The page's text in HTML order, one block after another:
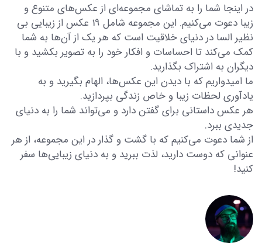
در اینجا شما را به تماشای مجموعه‌ای از عکس‌های متنوع و
زیبا دعوت می‌کنیم. این مجموعه شامل 19 عکس از زیبایی بی
نظیر السا در دنیای خلاقیت است که هر یک از آن‌ها به شما
کمک می‌کند تا احساسات و افکار خود را به تصویر بکشید و با
دیگران به اشتراک بگذارید.
ما امیدواریم که با دیدن این عکس‌ها، الهام بگیرید و به
یادآوری لحظات زیبا و خاص زندگی بپردازید.
هر عکس داستانی برای گفتن دارد و می‌تواند شما را به دنیای
جدیدی ببرد.
از شما دعوت می‌کنیم که با گشت و گذار در این مجموعه، از هر
عنوانی که دوست دارید، لذت ببرید و به دنیای زیبایی‌ها سفر
کنید!